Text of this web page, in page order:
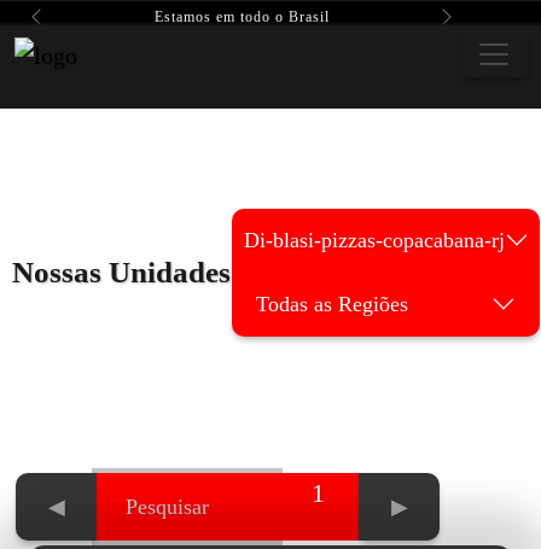
Estamos em todo o Brasil
Previous Next
Nossas Unidades
Di-blasi-pizzas-copacabana-rj
Todas as Regiões
◀ 1 ▶